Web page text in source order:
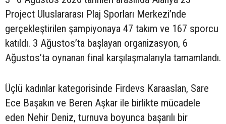
Project Uluslararası Plaj Sporları Merkezi’nde
gerçekleştirilen şampiyonaya 47 takım ve 167 sporcu
katıldı. 3 Ağustos’ta başlayan organizasyon, 6
Ağustos’ta oynanan final karşılaşmalarıyla tamamlandı.
Üçlü kadınlar kategorisinde Firdevs Karaaslan, Sare
Ece Başakın ve Beren Aşkar ile birlikte mücadele
eden Nehir Deniz, turnuva boyunca başarılı bir